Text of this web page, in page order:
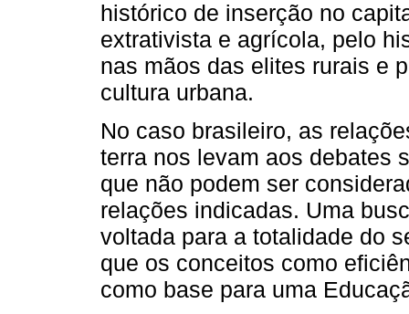
histórico de inserção no
extrativista e agrícola, pelo
nas mãos das elites rurais e
cultura urbana.
No caso brasileiro, as
terra nos levam aos debates
que não podem ser
relações indicadas. Uma
voltada para a totalidade do
que os conceitos como
como base para uma